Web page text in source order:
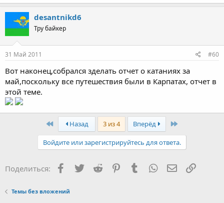
desantnikd6
Тру байкер
31 Май 2011 #60
Вот наконец,собрался зделать отчет о катаниях за
май,поскольку все путешествия были в Карпатах, отчет в
этой теме.
First Назад 3 из 4 Вперёд Last
Войдите или зарегистрируйтесь для ответа.
Поделиться: Facebook
TwitterReddit PinterestTumblr WhatsApp Ссылка
Темы без вложений